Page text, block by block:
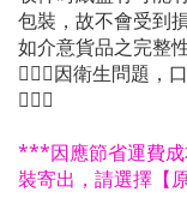
包裝，故不會受到
如介意貨品之完整
🙆🏻‍♀️因衛生問題，
🙇🏻‍♀️
***因應節省運費成
裝寄出，請選擇【